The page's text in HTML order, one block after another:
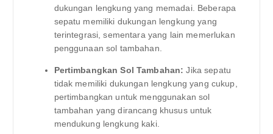
dukungan lengkung yang memadai. Beberapa
sepatu memiliki dukungan lengkung yang
terintegrasi, sementara yang lain memerlukan
penggunaan sol tambahan.
Pertimbangkan Sol Tambahan: Jika sepatu
tidak memiliki dukungan lengkung yang cukup,
pertimbangkan untuk menggunakan sol
tambahan yang dirancang khusus untuk
mendukung lengkung kaki.